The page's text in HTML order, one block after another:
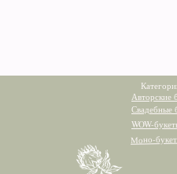
Моно-
WOW-
Свадебные
Авторские